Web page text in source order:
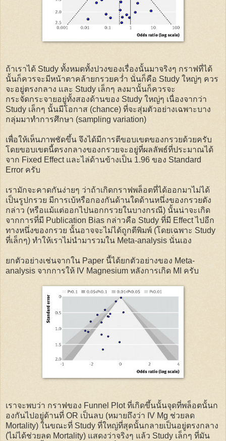
ถ้าเราได้ Study ทั้งหมดทั้งปวงของเรื่องนั้นมาจริงๆ กราฟที่ได้
นั้นก็ควรจะมีหน้าตาคล้ายกรวยคว่ำ นั่นก็คือ Study ใหญ่ๆ ควร
จะอยู่ตรงกลาง และ Study เล็กๆ ลงมานั้นก็ควรจะ
กระจัดกระจายอยู่ทั้งสองด้านของ Study ใหญ่ๆ เนื่องจากว่า
Study เล็กๆ นั้นมีโอกาส (chance) ที่จะสุ่มตัวอย่างเฉพาะบาง
กลุ่มมาทำการศึกษา (sampling variation)
เพื่อให้เห็นภาพชัดขึ้น จึงได้มีการตีขอบเขตของกรวยด้วยครับ
โดยขอบเขตนี้ตรงกลางของกรวยจะอยู่ที่ผลลัพธ์ที่ประมาณได้
จาก Fixed Effect และไล่ด้านข้างเป็น 1.96 ของ Standard
Error ครับ
เรามักจะคาดกันง่ายๆ ว่าถ้าเกิดกราฟพล็อตที่ได้ออกมาไม่ได้
เป็นรูปกรวย มีการเบ้หรือกองกันด้านใดด้านหนึ่งของกรวยดัง
กล่าว (หรือแม้แต่ออกไปนอกกรวยในบางกรณี) นั้นน่าจะเกิด
จากการที่มี Publication Bias กล่าวคือ Study ที่มี Effect ไปอีก
ทางหนึ่งของกรวย นั้นอาจจะไม่ได้ถูกตีพิมพ์ (โดยเฉพาะ Study
ที่เล็กๆ) ทำให้เราไม่นำมารวมใน Meta-analysis นั่นเอง
ยกตัวอย่างเช่นจากใน Paper นี้ได้ยกตัวอย่างของ Meta-
analysis จากการให้ IV Magnesium หลังการเกิด MI ครับ
เราจะพบว่า กราฟของ Funnel Plot ที่เกิดขึ้นนั้นจุดที่พล็อตนั้นก
องกันไปอยู่ด้านที่ OR เป็นลบ (หมายถึงว่า IV Mg ช่วยลด
Mortality) ในขณะที่ Study ที่ใหญ่ที่สุดนั้นกลายเป็นอยู่ตรงกลาง
(ไม่ได้ช่วยลด Mortality) แสดงว่าจริงๆ แล้ว Study เล็กๆ ที่มัน